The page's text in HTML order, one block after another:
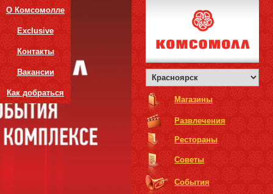
О Комсомолле
Exclusive
Контакты
Вакансии
Как добраться
Магазины
Развлечения
Рестораны
Советы
События